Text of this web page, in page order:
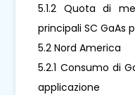
5.1.2 Quota di
principali SC GaAs
5.2 Nord America
5.2.1 Consumo di
applicazione